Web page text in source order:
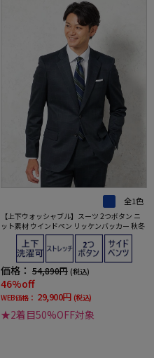
全1色
【上下ウォッシャブル】スーツ 2つボタン ニ
ット素材 ウインドペン リッケンバッカー 秋冬
価格： 54,890円 (税込)
46%off
WEB価格： 29,900円 (税込)
★2着目50%OFF対象